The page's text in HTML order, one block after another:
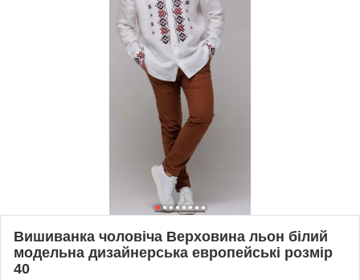
Вишиванка чоловіча Верховина льон білий
модельна дизайнерська европейські розмір
40